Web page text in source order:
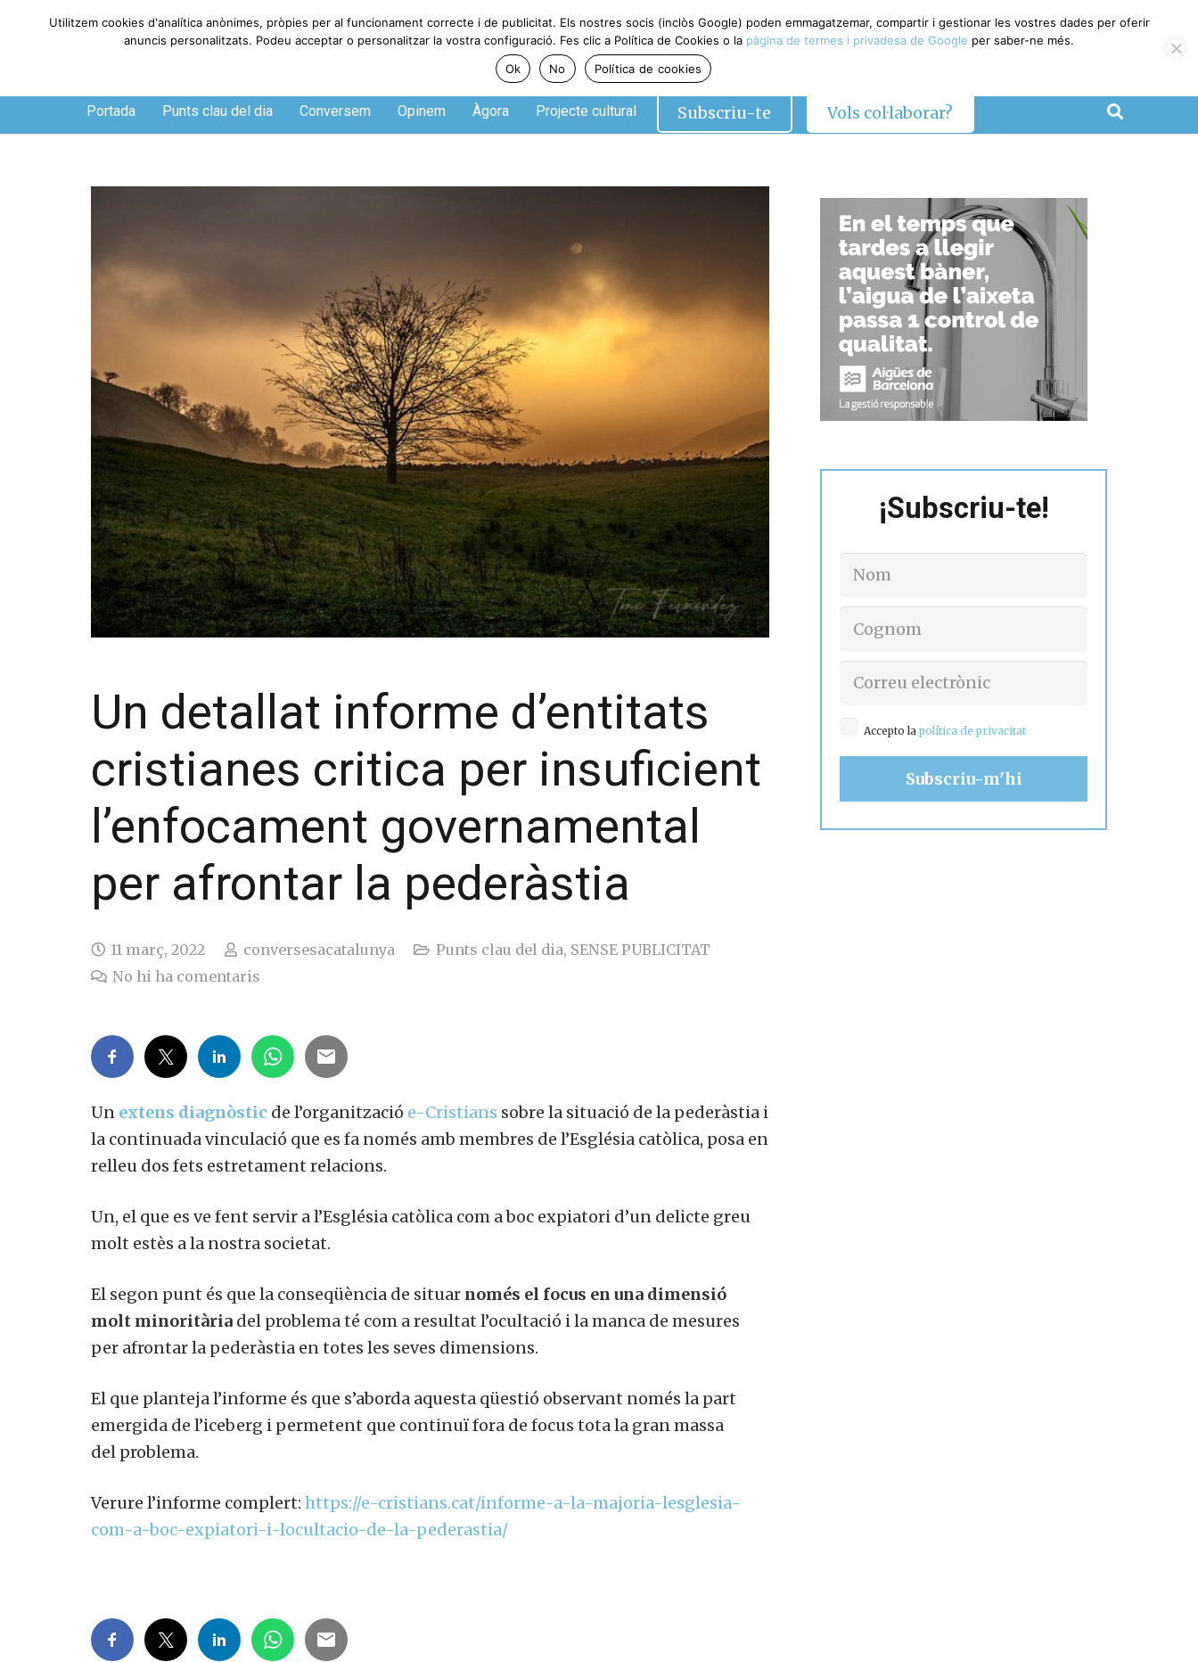
Dijous, 6 de agosto de 2026
Portada Punts clau del dia Conversem Opinem Àgora Projecte cultural Subscriu-te Vols col·laborar?
Un detallat informe d’entitats
cristianes critica per insuficient
l’enfocament governamental
per afrontar la pederàstia
11 març, 2022 conversesacatalunya Punts clau del dia, SENSE PUBLICITAT
No hi ha comentaris
Un extens diagnòstic de l’organització e-Cristians sobre la situació de la pederàstia i
la continuada vinculació que es fa només amb membres de l’Església catòlica, posa en
relleu dos fets estretament relacions.
Un, el que es ve fent servir a l’Església catòlica com a boc expiatori d’un delicte greu
molt estès a la nostra societat.
El segon punt és que la conseqüència de situar només el focus en una dimensió
molt minoritària del problema té com a resultat l’ocultació i la manca de mesures
per afrontar la pederàstia en totes les seves dimensions.
El que planteja l’informe és que s’aborda aquesta qüestió observant només la part
emergida de l’iceberg i permetent que continuï fora de focus tota la gran massa
del problema.
Verure l’informe complert: https://e-cristians.cat/informe-a-la-majoria-lesglesia-
com-a-boc-expiatori-i-locultacio-de-la-pederastia/
¡Subscriu-te!
Accepto lapolítica de privacitat
Utilitzem cookies d'analítica anònimes, pròpies per al funcionament correcte i de publicitat. Els nostres socis (inclòs Google) poden emmagatzemar, compartir i gestionar les vostres dades per oferir
anuncis personalitzats. Podeu acceptar o personalitzar la vostra configuració. Fes clic a Política de Cookies o la pàgina de termes i privadesa de Google per saber-ne més.
Ok
No Política de cookies